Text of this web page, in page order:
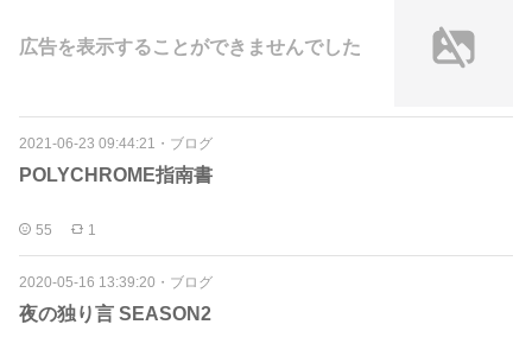
広告を表示することができませんでした
2021-06-23 09:44:21 ・ ブログ
POLYCHROME指南書
55 1
2020-05-16 13:39:20 ・ ブログ
夜の独り言 SEASON2